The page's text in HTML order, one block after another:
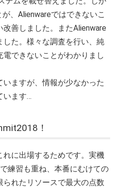
、Alienwareではできないこ
善しました。またAlienware
た。様々な調査を行い、純
できないことがわかりまし
ますが、情報が少なかった
います…
！
れに出場するためです。実機
練習も重ね、本番にむけての
れたリソースで最大の点数